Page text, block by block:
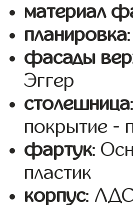
материал
планировка
фасады
Эггер
столешница
покрытие -
фартук:
пластик
корпус: